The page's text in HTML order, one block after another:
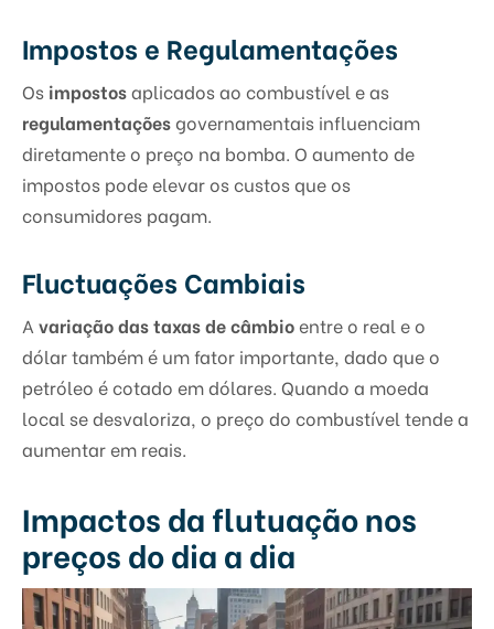
Impostos e Regulamentações
Os impostosaplicados ao combustível e as
regulamentaçõesgovernamentais influenciam
diretamente o preço na bomba. O aumento de
impostos pode elevar os custos que os
consumidores pagam.
Fluctuações Cambiais
A variação das taxas de câmbioentre o real e o
dólar também é um fator importante, dado que o
petróleo é cotado em dólares. Quando a moeda
local se desvaloriza, o preço do combustível tende a
aumentar em reais.
Impactos da flutuação nos
preços do dia a dia